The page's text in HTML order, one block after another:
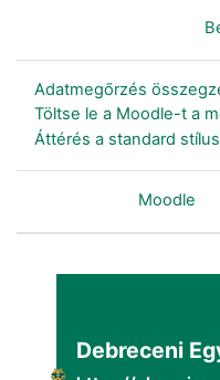
Adatmegőrzés
Töltse le a Moodle-t a
Áttérés a standard
Moodle
Debreceni